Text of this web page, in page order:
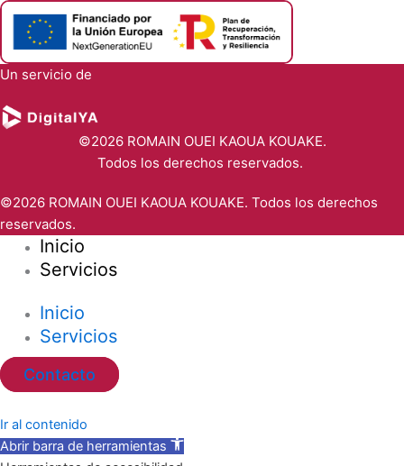
Un servicio de
©2026 ROMAIN OUEI KAOUA KOUAKE.
Todos los derechos reservados.
©2026 ROMAIN OUEI KAOUA KOUAKE. Todos los derechos
reservados.
Inicio
Servicios
Inicio
Servicios
Contacto
Ir al contenido
Abrir barra de herramientas